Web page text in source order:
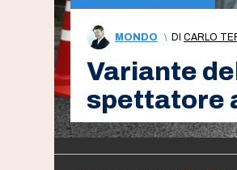
MONDO \ DI CARLO
Variante
spettatore